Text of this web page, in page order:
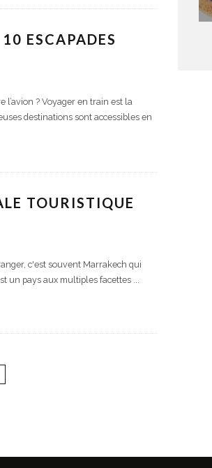
ESCAPADES
l’avion ? Voyager en train est la
destinations sont accessibles en
TOURISTIQUE
c'est souvent Marrakech qui
un pays aux multiples facettes ...